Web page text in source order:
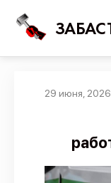
29 июня, 2026